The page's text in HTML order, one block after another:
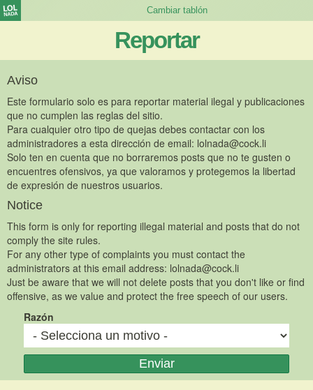
Reportar
Aviso
Este formulario solo es para reportar material ilegal y publicaciones
que no cumplen las reglas del sitio.
Para cualquier otro tipo de quejas debes contactar con los
administradores a esta dirección de email: lolnada@cock.li
Solo ten en cuenta que no borraremos posts que no te gusten o
encuentres ofensivos, ya que valoramos y protegemos la libertad
de expresión de nuestros usuarios.
Notice
This form is only for reporting illegal material and posts that do not
comply the site rules.
For any other type of complaints you must contact the
administrators at this email address: lolnada@cock.li
Just be aware that we will not delete posts that you don't like or find
offensive, as we value and protect the free speech of our users.
Razón